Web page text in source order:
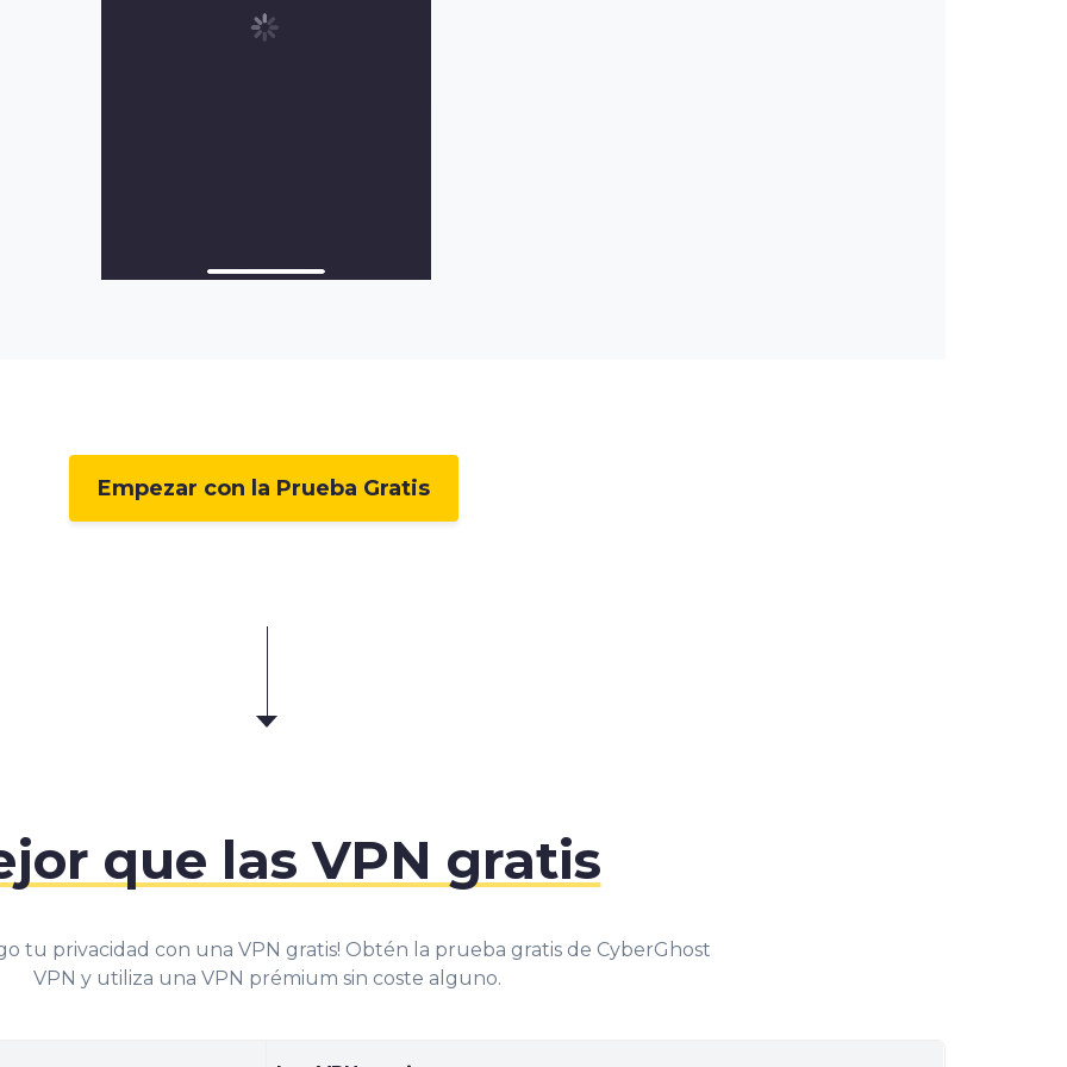
Empezar con la Prueba Gratis
que las VPN gratis
tu privacidad con una VPN gratis! Obtén la prueba gratis de CyberGhost
VPN y utiliza una VPN prémium sin coste alguno.
2
3
4